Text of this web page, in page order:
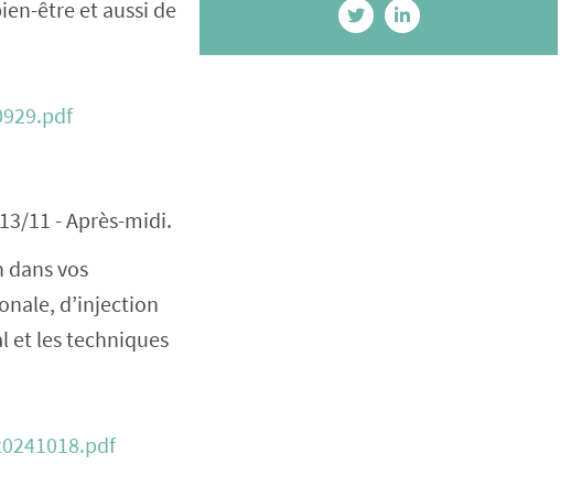
être et aussi de
11 - Après-midi.
vos
d’injection
et les techniques